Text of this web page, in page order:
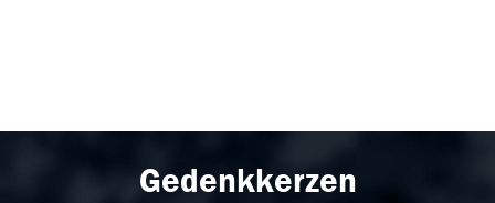
Gedenkkerzen